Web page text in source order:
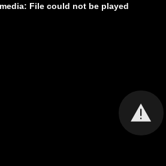
File could not be played